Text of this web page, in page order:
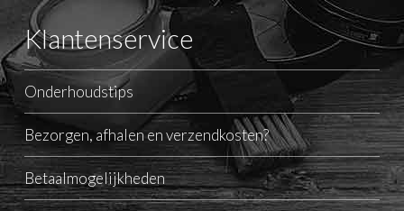
Klantenservice
Onderhoudstips
Bezorgen, afhalen en verzendkosten?
Betaalmogelijkheden